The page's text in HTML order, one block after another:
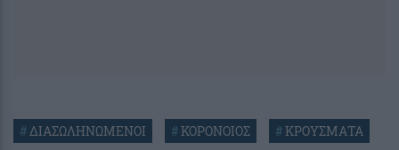
# ΔΙΑΣΩΛΗΝΩΜΕΝΟΙ #ΚΟΡΟΝΟΙΟΣ #ΚΡΟΥΣΜΑΤΑ